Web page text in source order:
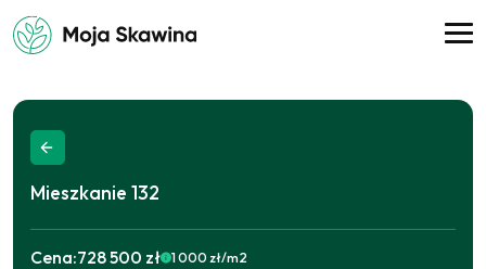
Mieszkanie 132
Cena:728 500 zł 1 000 zł/m2